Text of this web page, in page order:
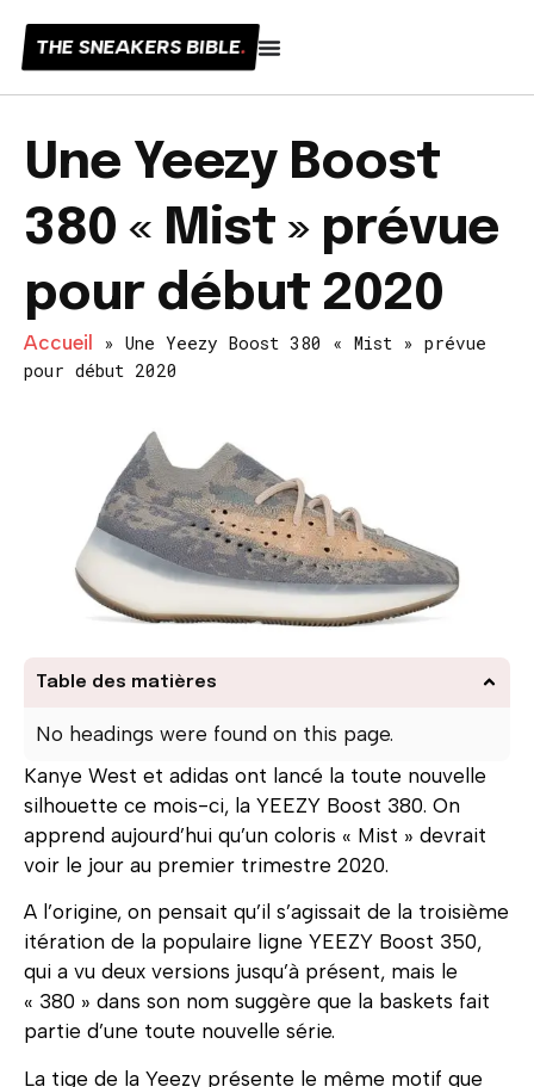
THE SNEAKERS BIBLE.
Une Yeezy Boost
380 « Mist » prévue
pour début 2020
Accueil » Une Yeezy Boost 380 « Mist » prévue
pour début 2020
Table des matières
No headings were found on this page.
Kanye West et adidas ont lancé la toute nouvelle
silhouette ce mois-ci, la YEEZY Boost 380. On
apprend aujourd’hui qu’un coloris « Mist » devrait
voir le jour au premier trimestre 2020.
A l’origine, on pensait qu’il s’agissait de la troisième
itération de la populaire ligne YEEZY Boost 350,
qui a vu deux versions jusqu’à présent, mais le
« 380 » dans son nom suggère que la baskets fait
partie d’une toute nouvelle série.
La tige de la Yeezy présente le même motif que